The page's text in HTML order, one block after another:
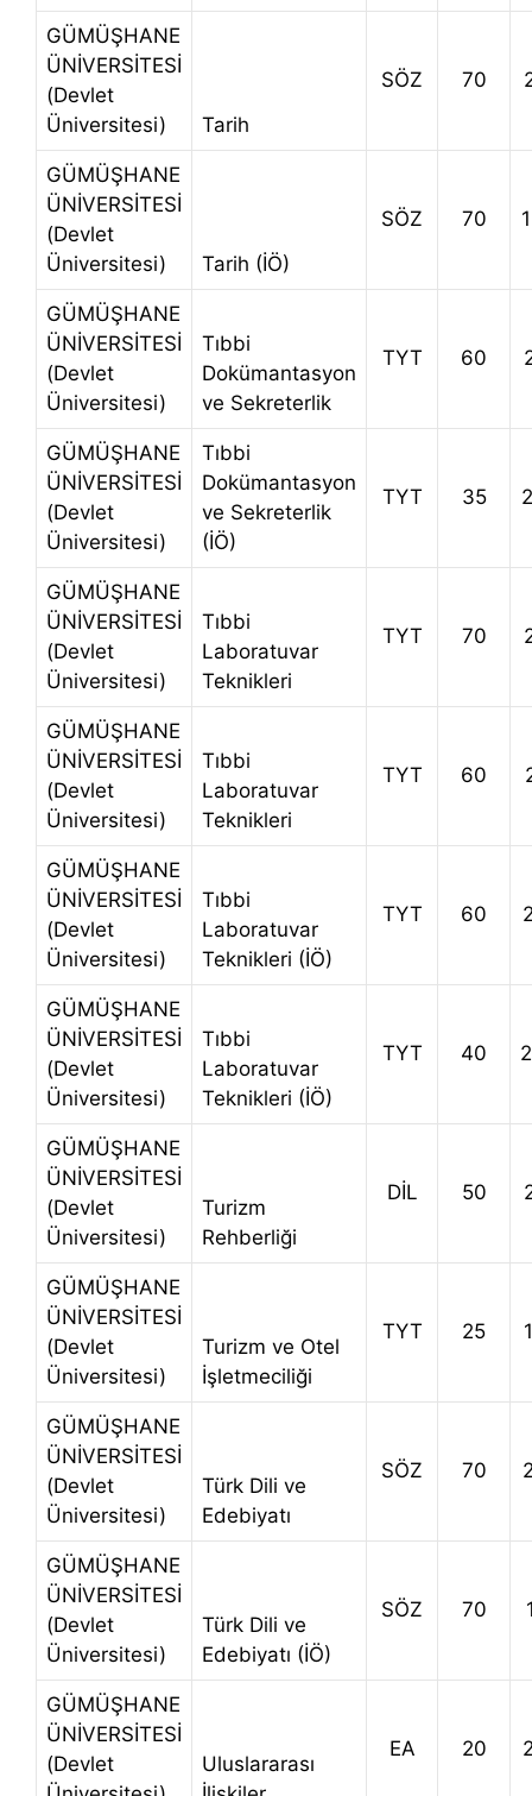
GÜMÜŞHANE
ÜNİVERSİTESİ
(Devlet
Üniversitesi)
Tarih
SÖZ 70
GÜMÜŞHANE
ÜNİVERSİTESİ
(Devlet
Üniversitesi)
Tarih (İÖ)
SÖZ 70
GÜMÜŞHANE
ÜNİVERSİTESİ
(Devlet
Üniversitesi)
Tıbbi
Dokümantasyon
ve Sekreterlik
TYT 60
GÜMÜŞHANE
ÜNİVERSİTESİ
(Devlet
Üniversitesi)
Tıbbi
Dokümantasyon
ve Sekreterlik
(İÖ)
TYT 35
GÜMÜŞHANE
ÜNİVERSİTESİ
(Devlet
Üniversitesi)
Tıbbi
Laboratuvar
Teknikleri
TYT 70
GÜMÜŞHANE
ÜNİVERSİTESİ
(Devlet
Üniversitesi)
Tıbbi
Laboratuvar
Teknikleri
TYT 60
GÜMÜŞHANE
ÜNİVERSİTESİ
(Devlet
Üniversitesi)
Tıbbi
Laboratuvar
Teknikleri (İÖ)
TYT 60
GÜMÜŞHANE
ÜNİVERSİTESİ
(Devlet
Üniversitesi)
Tıbbi
Laboratuvar
Teknikleri (İÖ)
TYT 40
GÜMÜŞHANE
ÜNİVERSİTESİ
(Devlet
Üniversitesi)
Turizm
Rehberliği
DİL 50
GÜMÜŞHANE
ÜNİVERSİTESİ
(Devlet
Üniversitesi)
Turizm ve Otel
İşletmeciliği
TYT 25
GÜMÜŞHANE
ÜNİVERSİTESİ
(Devlet
Üniversitesi)
Türk Dili ve
Edebiyatı
SÖZ 70
GÜMÜŞHANE
ÜNİVERSİTESİ
(Devlet
Üniversitesi)
Türk Dili ve
Edebiyatı (İÖ)
SÖZ 70
GÜMÜŞHANE
ÜNİVERSİTESİ
(Devlet
Uluslararası
EA 20